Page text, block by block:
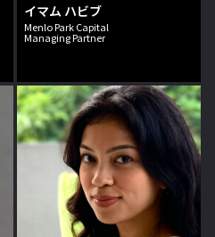
イマム ハビブ
Menlo Park Capital
Managing Partner